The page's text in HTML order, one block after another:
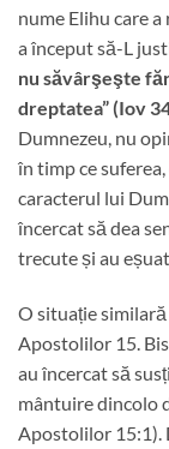
nume Elihu care
a început să-L
nu săvârşeşte
dreptatea” (Iov
Dumnezeu, nu
în timp ce
caracterul lui
încercat să dea
trecute și au
O situație
Apostolilor 15.
au încercat să
mântuire dincolo
Apostolilor 15:1).